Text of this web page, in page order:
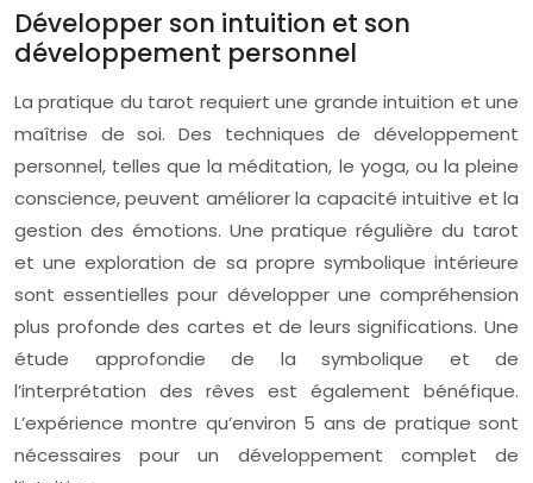
Développer son intuition et son
développement personnel
La pratique du tarot requiert une grande intuition et une
maîtrise de soi. Des techniques de développement
personnel, telles que la méditation, le yoga, ou la pleine
conscience, peuvent améliorer la capacité intuitive et la
gestion des émotions. Une pratique régulière du tarot
et une exploration de sa propre symbolique intérieure
sont essentielles pour développer une compréhension
plus profonde des cartes et de leurs significations. Une
étude approfondie de la symbolique et de
l’interprétation des rêves est également bénéfique.
L’expérience montre qu’environ 5 ans de pratique sont
nécessaires pour un développement complet de